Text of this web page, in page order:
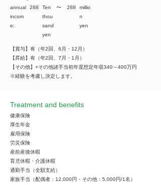
annual
incom
e:
288
Ten
thou
sand
yen
​〜 288
millio
n
yen
【賞与】有（年2回、6月・12月）
【昇給】有（年2回、7月・1月）
【その他】+その他諸手当初年度想定年収340～400万円
※経験を考慮し決定します。
Treatment and benefits
健康保険
厚生年金
雇用保険
労災保険
産前産後休暇
育児休暇・介護休暇
通勤手当（全額支給）
家族手当（配偶者：12,000円・その他：5,000円/1名）